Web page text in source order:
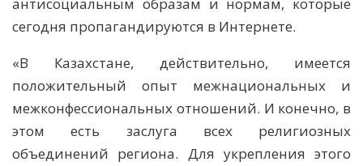
антисоциальным образам и нормам, которые
сегодня пропагандируются в Интернете.
«В Казахстане, действительно, имеется
положительный опыт межнациональных и
межконфессиональных отношений. И конечно, в
этом есть заслуга всех религиозных
объединений региона. Для укрепления этого